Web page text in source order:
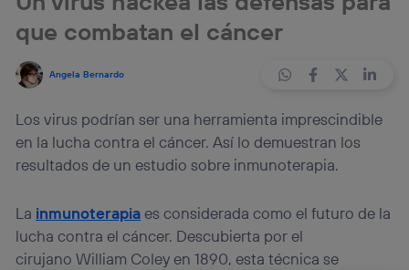
que combatan el cáncer
Angela Bernardo
Los virus podrían ser una herramienta imprescindible
en la lucha contra el cáncer. Así lo demuestran los
resultados de un estudio sobre inmunoterapia.
La inmunoterapiaes considerada como el futuro de la
lucha contra el cáncer. Descubierta por el
cirujano William Coley en 1890, esta técnica se